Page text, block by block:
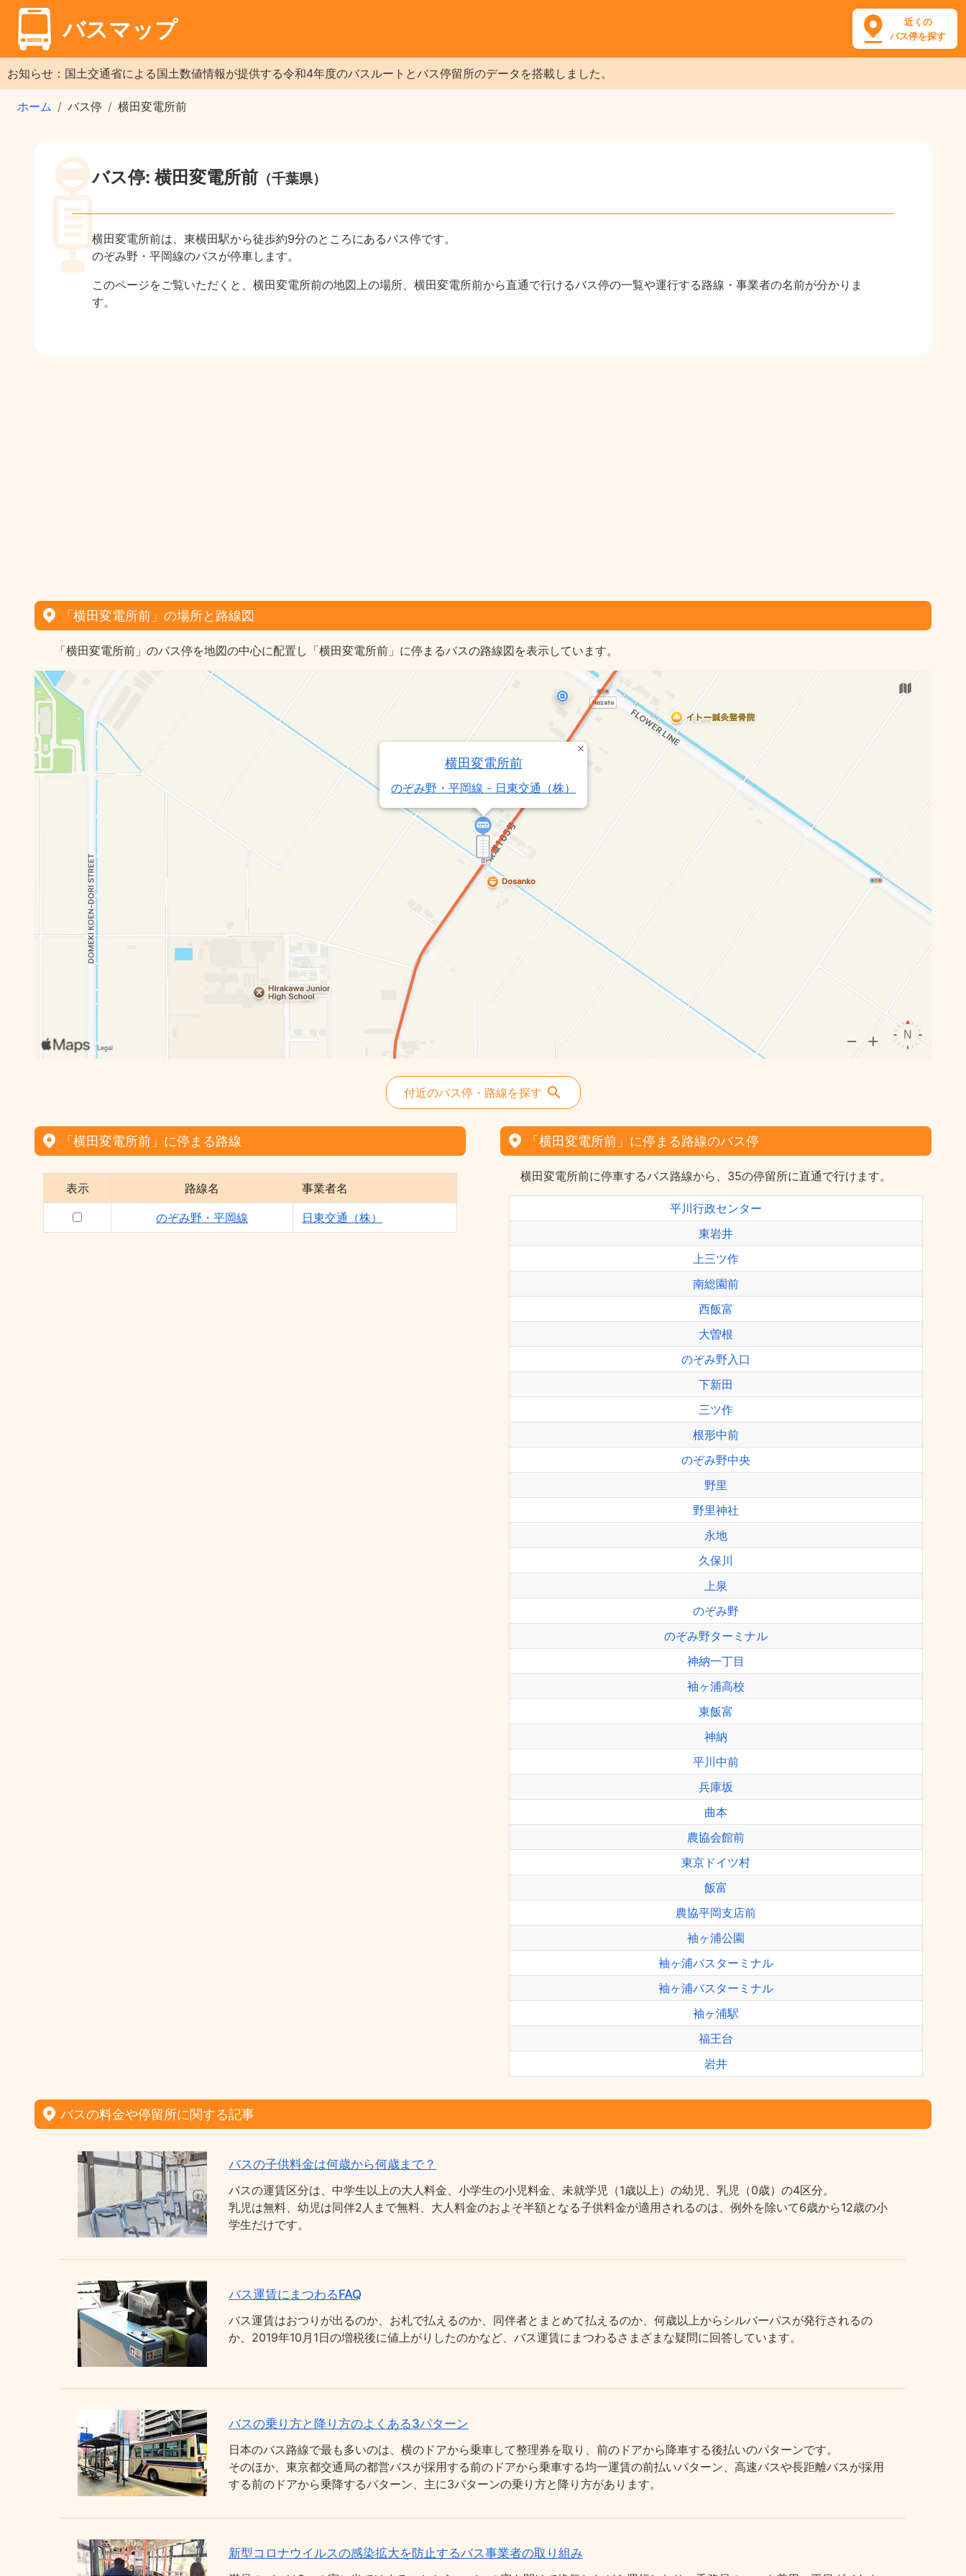
バスマップ
近くの
バス停を探す
お知らせ：国土交通省による国土数値情報が提供する令和4年度のバスルートとバス停留所のデータを搭載しました。
ホーム バス停 横田変電所前
バス停: 横田変電所前 （千葉県）
横田変電所前は、東横田駅から徒歩約9分のところにあるバス停です。
のぞみ野・平岡線のバスが停車します。
このページをご覧いただくと、横田変電所前の地図上の場所、横田変電所前から直通で行けるバス停の一覧や運行する路線・事業者の名前が分かりま
す。
「横田変電所前」の場所と路線図
「横田変電所前」のバス停を地図の中心に配置し「横田変電所前」に停まるバスの路線図を表示しています。
横田変電所前
のぞみ野・平岡線 - 日東交通（株）
付近のバス停・路線を探す
「横田変電所前」に停まる路線
表示 路線名 事業者名
のぞみ野・平岡線 日東交通（株）
「横田変電所前」に停まる路線のバス停
横田変電所前に停車するバス路線から、35の停留所に直通で行けます。
平川行政センター
東岩井
上三ツ作
南総園前
西飯富
大曽根
のぞみ野入口
下新田
三ツ作
根形中前
のぞみ野中央
野里
野里神社
永地
久保川
上泉
のぞみ野
のぞみ野ターミナル
神納一丁目
袖ヶ浦高校
東飯富
神納
平川中前
兵庫坂
曲本
農協会館前
東京ドイツ村
飯富
農協平岡支店前
袖ヶ浦公園
袖ヶ浦バスターミナル
袖ヶ浦バスターミナル
袖ヶ浦駅
福王台
岩井
バスの料金や停留所に関する記事
バスの子供料金は何歳から何歳まで？
バスの運賃区分は、中学生以上の大人料金、小学生の小児料金、未就学児（1歳以上）の幼児、乳児（0歳）の4区分。
乳児は無料、幼児は同伴2人まで無料、大人料金のおよそ半額となる子供料金が適用されるのは、例外を除いて6歳から12歳の小
学生だけです。
バス運賃にまつわるFAQ
バス運賃はおつりが出るのか、お札で払えるのか、同伴者とまとめて払えるのか、何歳以上からシルバーパスが発行されるの
か、2019年10月1日の増税後に値上がりしたのかなど、バス運賃にまつわるさまざまな疑問に回答しています。
バスの乗り方と降り方のよくある3パターン
日本のバス路線で最も多いのは、横のドアから乗車して整理券を取り、前のドアから降車する後払いのパターンです。
そのほか、東京都交通局の都営バスが採用する前のドアから乗車する均一運賃の前払いパターン、高速バスや長距離バスが採用
する前のドアから乗降するパターン、主に3パターンの乗り方と降り方があります。
新型コロナウイルスの感染拡大を防止するバス事業者の取り組み